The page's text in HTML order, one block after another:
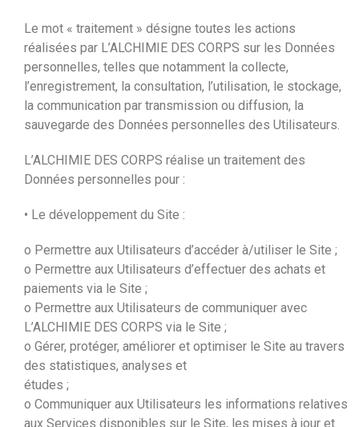
Le mot « traitement » désigne toutes les actions
réalisées par L’ALCHIMIE DES CORPS sur les Données
personnelles, telles que notamment la collecte,
l’enregistrement, la consultation, l’utilisation, le stockage,
la communication par transmission ou diffusion, la
sauvegarde des Données personnelles des Utilisateurs.
L’ALCHIMIE DES CORPS réalise un traitement des
Données personnelles pour :
• Le développement du Site :
o Permettre aux Utilisateurs d’accéder à/utiliser le Site ;
o Permettre aux Utilisateurs d’effectuer des achats et
paiements via le Site ;
o Permettre aux Utilisateurs de communiquer avec
L’ALCHIMIE DES CORPS via le Site ;
o Gérer, protéger, améliorer et optimiser le Site au travers
des statistiques, analyses et
études ;
o Communiquer aux Utilisateurs les informations relatives
aux Services disponibles sur le Site, les mises à jour et